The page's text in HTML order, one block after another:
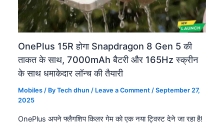
OnePlus 15R होगा Snapdragon 8 Gen 5 की
ताकत के साथ, 7000mAh बैटरी और 165Hz स्क्रीन
के साथ धमाकेदार लॉन्च की तैयारी
Mobiles / ByTech dhun/ Leave a Comment /September 27,
2025
OnePlus अपने फ्लैगशिप किलर गेम को एक नया ट्विस्ट देने जा रहा है!